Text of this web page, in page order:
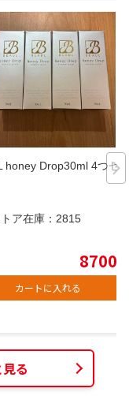
honey Drop30ml 4つセ
ア在庫： 2815
8700
カートに入れる
る